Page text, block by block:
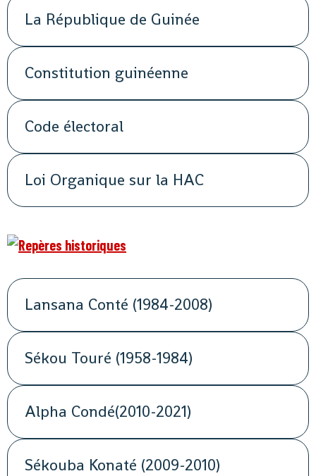
La République de Guinée
Constitution guinéenne
Code électoral
Loi Organique sur la HAC
Lansana Conté (1984-2008)
Sékou Touré (1958-1984)
Alpha Condé(2010-2021)
Sékouba Konaté (2009-2010)